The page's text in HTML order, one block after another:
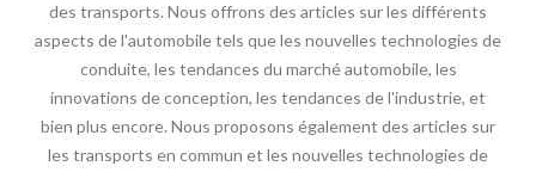
des transports. Nous offrons des articles sur les différents
aspects de l'automobile tels que les nouvelles technologies de
conduite, les tendances du marché automobile, les
innovations de conception, les tendances de l'industrie, et
bien plus encore. Nous proposons également des articles sur
les transports en commun et les nouvelles technologies de